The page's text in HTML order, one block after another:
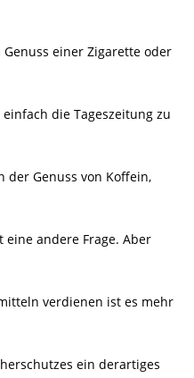
einer Zigarette oder
die Tageszeitung zu
der Genuss von Koffein,
andere Frage. Aber
verdienen ist es mehr
ein derartiges